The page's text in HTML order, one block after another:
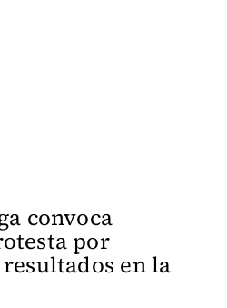
convoca
por
en la